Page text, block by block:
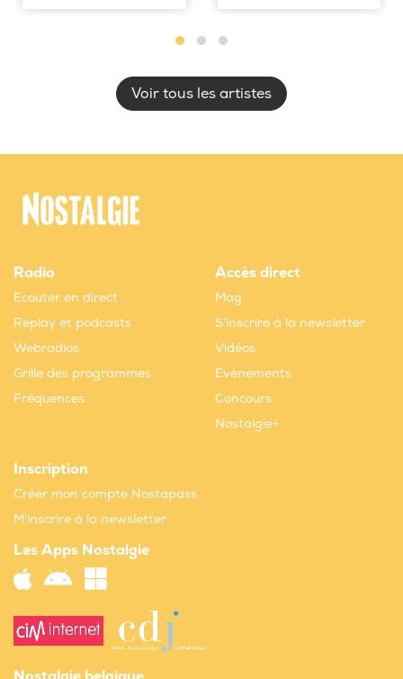
Voir tous les artistes
Radio
Ecouter en direct
Replay et podcasts
Webradios
Grille des programmes
Fréquences
Accès direct
Mag
S'inscrire à la newsletter
Vidéos
Evènements
Concours
Nostalgie+
Inscription
Créer mon compte Nostapass
M'inscrire à la newsletter
Les Apps Nostalgie